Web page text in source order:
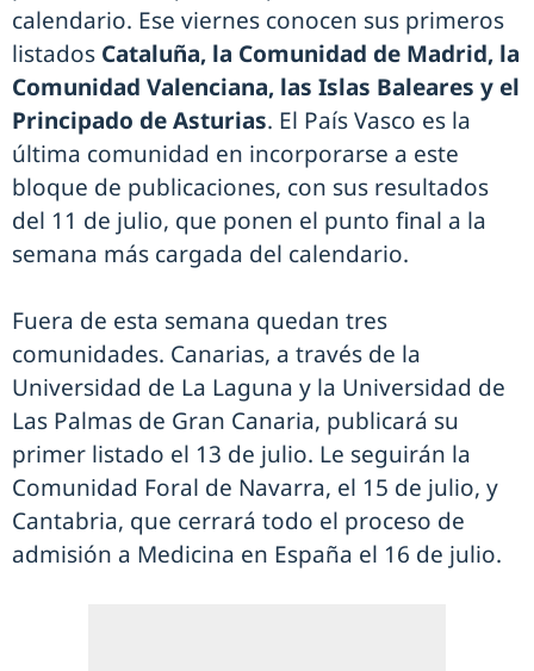
calendario. Ese viernes conocen sus primeros
listados Cataluña, la Comunidad de Madrid, la
Comunidad Valenciana, las Islas Baleares y el
Principado de Asturias. El País Vasco es la
última comunidad en incorporarse a este
bloque de publicaciones, con sus resultados
del 11 de julio, que ponen el punto final a la
semana más cargada del calendario.
Fuera de esta semana quedan tres
comunidades. Canarias, a través de la
Universidad de La Laguna y la Universidad de
Las Palmas de Gran Canaria, publicará su
primer listado el 13 de julio. Le seguirán la
Comunidad Foral de Navarra, el 15 de julio, y
Cantabria, que cerrará todo el proceso de
admisión a Medicina en España el 16 de julio.